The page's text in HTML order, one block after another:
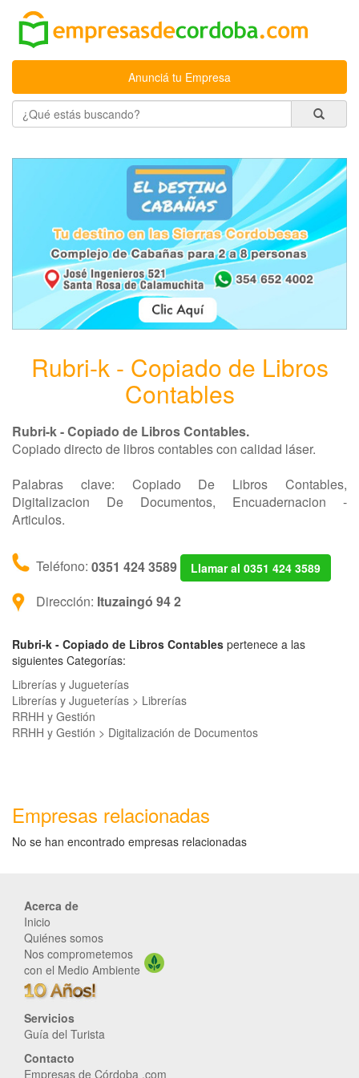
Anunciá tu Empresa
Rubri-k - Copiado de Libros
Contables
Rubri-k - Copiado de Libros Contables.
Copiado directo de libros contables con calidad láser.
Palabras clave: Copiado De Libros Contables,
Digitalizacion De Documentos, Encuadernacion -
Articulos.
Teléfono: 0351 424 3589 Llamar al 0351 424 3589
Dirección: Ituzaingó 94 2
Rubri-k - Copiado de Libros Contables pertenece a las
siguientes Categorías:
Librerías y Jugueterías
Librerías y Jugueterías > Librerías
RRHH y Gestión
RRHH y Gestión > Digitalización de Documentos
Empresas relacionadas
No se han encontrado empresas relacionadas
Acerca de
Inicio
Quiénes somos
Nos comprometemos
con el Medio Ambiente
Servicios
Guía del Turista
Contacto
Empresas de Córdoba .com